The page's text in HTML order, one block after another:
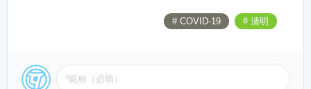
# COVID-19 # 清明